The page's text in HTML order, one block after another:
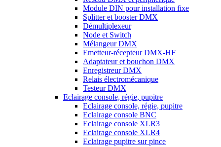
Module DIN pour installation fixe
Splitter et booster DMX
Démultiplexeur
Node et Switch
Mélangeur DMX
Emetteur-récepteur DMX-HF
Adaptateur et bouchon DMX
Enregistreur DMX
Relais électromécanique
Testeur DMX
Eclairage console, régie, pupitre
Eclairage console, régie, pupitre
Eclairage console BNC
Eclairage console XLR3
Eclairage console XLR4
Eclairage pupitre sur pince